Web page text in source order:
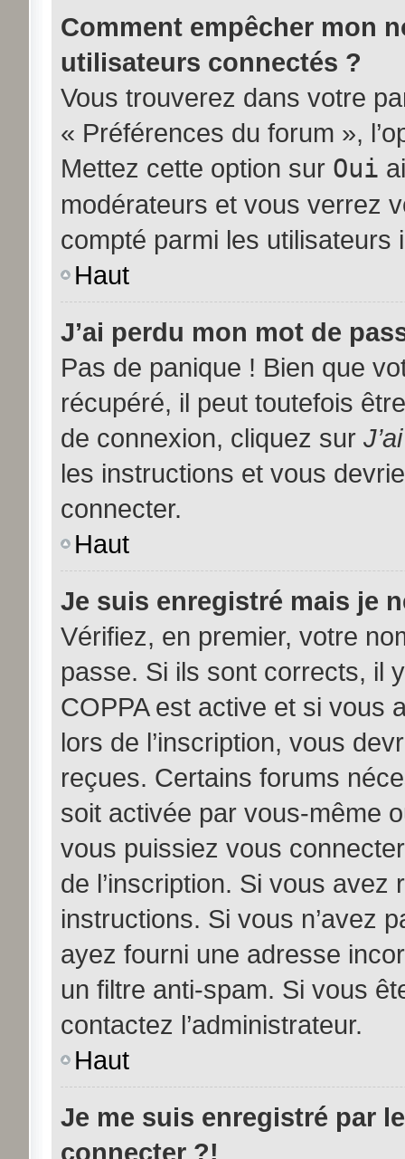
Comment empêcher mon
utilisateurs connectés ?
Vous trouverez dans votre
« Préférences du forum »,
Mettez cette option sur Oui
modérateurs et vous verrez
compté parmi les utilisateurs
Haut
J’ai perdu mon mot de
Pas de panique ! Bien que
récupéré, il peut toutefois
de connexion, cliquez sur
les instructions et vous
connecter.
Haut
Je suis enregistré mais je
Vérifiez, en premier, votre
passe. Si ils sont corrects, il
COPPA est active et si vous
lors de l’inscription, vous
reçues. Certains forums
soit activée par vous-même
vous puissiez vous
de l’inscription. Si vous
instructions. Si vous n’avez
ayez fourni une adresse
un filtre anti-spam. Si vous
contactez l’administrateur.
Haut
Je me suis enregistré par
connecter ?!